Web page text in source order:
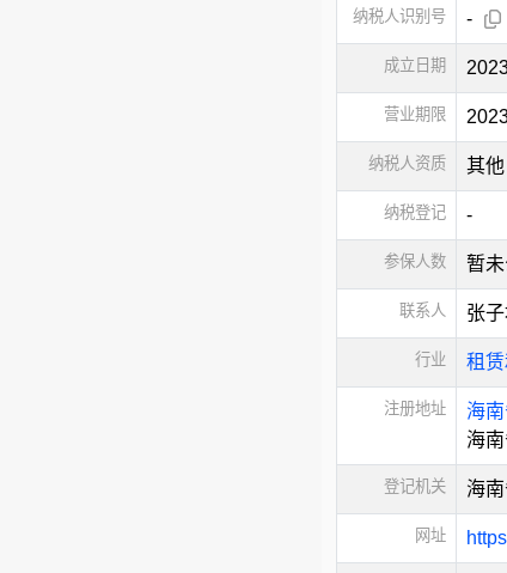
纳税人识别号 -
成立日期
营业期限
纳税人资质 其他
纳税登记 -
参保人数 暂
联系人 张
行业 租
注册地址 海
海
登记机关 海
网址